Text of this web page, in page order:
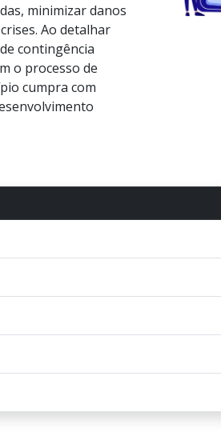
minimizar danos
Ao detalhar
contingência
o processo de
cumpra com